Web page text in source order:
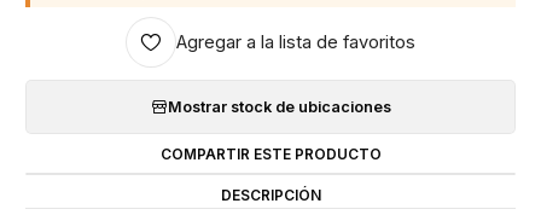
Agregar a la lista de favoritos
Mostrar stock de ubicaciones
COMPARTIR ESTE PRODUCTO
DESCRIPCIÓN